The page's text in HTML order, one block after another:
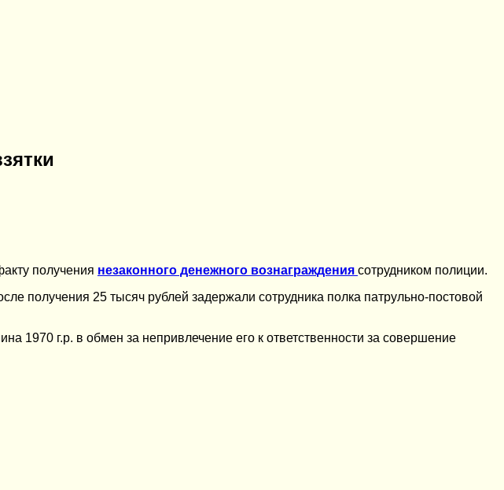
получения незаконного денежного вознаграждения сотрудником полиции.
получения 25 тысяч рублей задержали сотрудника полка патрульно-постовой
1970 г.р. в обмен за непривлечение его к ответственности за совершение